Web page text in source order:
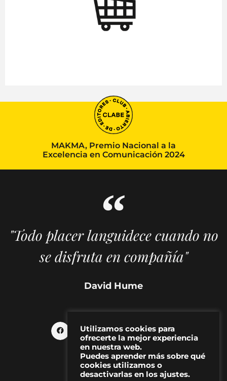
MAKMA, Premio Nacional a la
Excelencia en Comunicación 2024
"Todo placer languidece cuando no
se disfruta en compañía"
David Hume
Utilizamos cookies para
ofrecerte la mejor experiencia
en nuestra web.
Puedes aprender más sobre qué
cookies utilizamos o
desactivarlas en los ajustes.